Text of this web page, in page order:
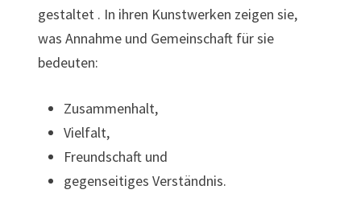
gestaltet . In ihren Kunstwerken zeigen sie,
was Annahme und Gemeinschaft für sie
bedeuten:
Zusammenhalt,
Vielfalt,
Freundschaft und
gegenseitiges Verständnis.